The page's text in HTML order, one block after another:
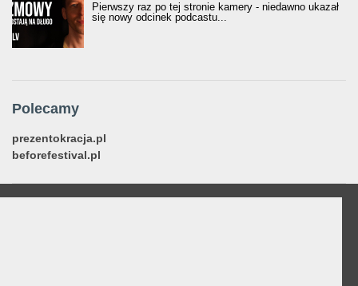
Pierwszy raz po tej stronie kamery - niedawno ukazał
się nowy odcinek podcastu...
Polecamy
prezentokracja.pl
beforefestival.pl